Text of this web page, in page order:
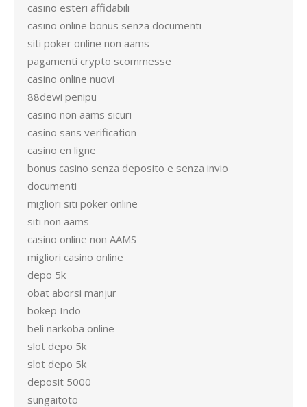
casino esteri affidabili
casino online bonus senza documenti
siti poker online non aams
pagamenti crypto scommesse
casino online nuovi
88dewi penipu
casino non aams sicuri
casino sans verification
casino en ligne
bonus casino senza deposito e senza invio
documenti
migliori siti poker online
siti non aams
casino online non AAMS
migliori casino online
depo 5k
obat aborsi manjur
bokep Indo
beli narkoba online
slot depo 5k
slot depo 5k
deposit 5000
sungaitoto